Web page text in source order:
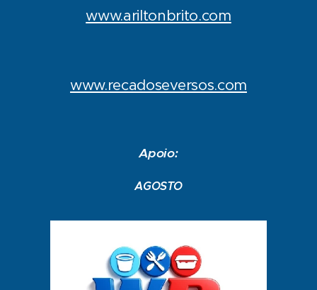
www.ariltonbrito.com
www.recadoseversos.com
Apoio:
AGOSTO